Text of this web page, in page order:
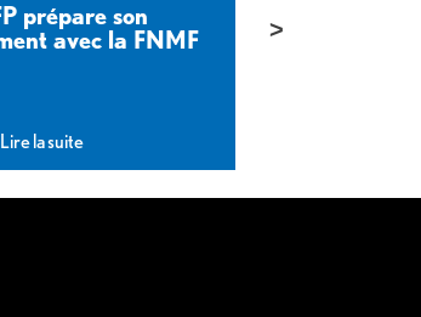
prépare son
avec la FNMF
Lire la suite